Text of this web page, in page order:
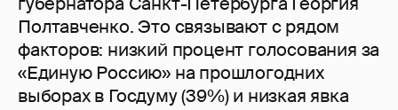
Полтавченко. Это связывают с рядом
факторов: низкий процент голосования за
«Единую Россию» на прошлогодних
выборах в Госдуму (39%) и низкая явка